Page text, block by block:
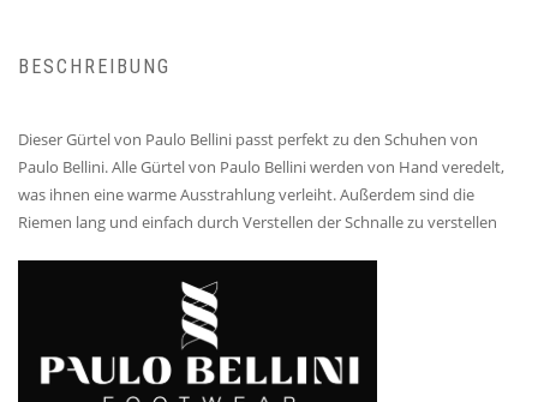
BESCHREIBUNG
Dieser Gürtel von Paulo Bellini passt perfekt zu den Schuhen von
Paulo Bellini. Alle Gürtel von Paulo Bellini werden von Hand veredelt,
was ihnen eine warme Ausstrahlung verleiht. Außerdem sind die
Riemen lang und einfach durch Verstellen der Schnalle zu verstellen